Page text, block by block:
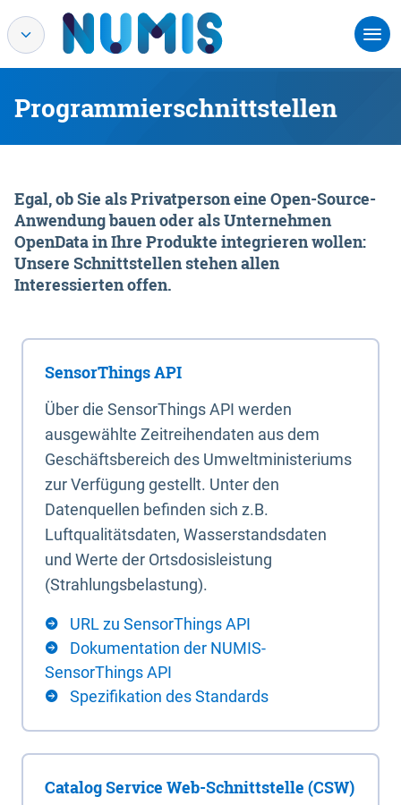
Programmierschnittstellen
Egal, ob Sie als Privatperson eine Open-Source-
Anwendung bauen oder als Unternehmen
OpenData in Ihre Produkte integrieren wollen:
Unsere Schnittstellen stehen allen
Interessierten offen.
SensorThings API
Über die SensorThings API werden
ausgewählte Zeitreihendaten aus dem
Geschäftsbereich des Umweltministeriums
zur Verfügung gestellt. Unter den
Datenquellen befinden sich z.B.
Luftqualitätsdaten, Wasserstandsdaten
und Werte der Ortsdosisleistung
(Strahlungsbelastung).
URL zu SensorThings API
Dokumentation der NUMIS-
SensorThings API
Spezifikation des Standards
Catalog Service Web-Schnittstelle (CSW)